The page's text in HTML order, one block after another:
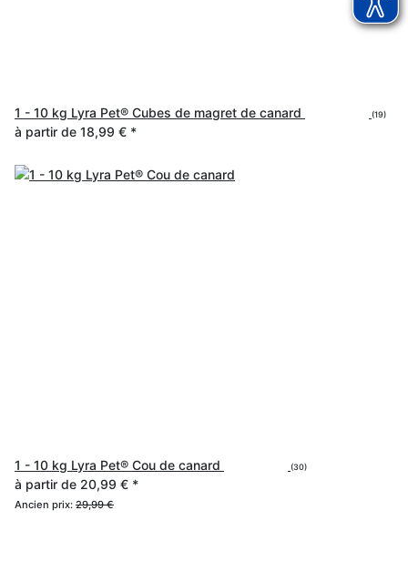
1 - 10 kg Lyra Pet® Cubes de magret de canard (19)
à partir de 18,99 € *
1 - 10 kg Lyra Pet® Cou de canard (30)
à partir de 20,99 € *
Ancien prix: 29,99 €